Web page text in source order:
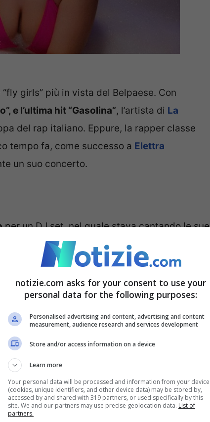
girls” più in vista del Belpaese. Con
e l’ultima hit “Gasolina”, l’artista di La
del rap italiano. Eppure, la rapper classe
tempo fa, come successo a Elettra
un suo concerto.
per un DJ set, nel quale stava cantando le sue
ma a un tratto alcuni ragazzi
cori poco gradevolinei suoi confronti, riguardo
“La reazione di Anna Pepe ad un
virale su TikTok. Il 30 aprile la cantante
a Jesolo insieme aTony Effe. Mentre
di raggiungere il successo è accaduto
da portarla a rispondere a tono.
virale“.
notizie.com asks for your consent to use your
personal data for the following purposes:
Personalised advertising and content, advertising and content
measurement, audience research and services development
Store and/or access information on a device
Learn more
Your personal data will be processed and information from your device
(cookies, unique identifiers, and other device data) may be stored by,
accessed by and shared with 319 partners, or used specifically by this
site. We and our partners may use precise geolocation data. List of
partners.